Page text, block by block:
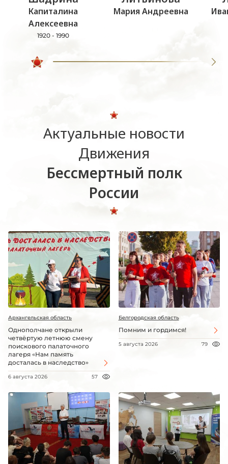
Капиталина
Алексеевна
1920 - 1990
Мария Андреевна
Актуальные новости
Движения
Бессмертный полк
России
Архангельская область
Однополчане открыли
четвёртую летнюю смену
поискового палаточного
лагеря «Нам память
досталась в наследство»
6 августа 2026 57
Белгородская область
Помним и гордимся!
5 августа 2026 79